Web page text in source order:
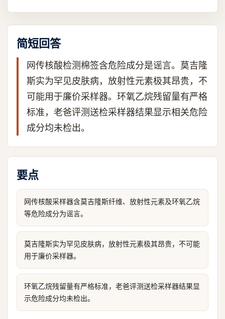
简短回答
网传核酸检测棉签含危险成分是谣言。莫吉隆
斯实为罕见皮肤病，放射性元素极其昂贵，不
可能用于廉价采样器。环氧乙烷残留量有严格
标准，老爸评测送检采样器结果显示相关危险
成分均未检出。
要点
网传核酸采样器含莫吉隆斯纤维、放射性元素及环氧乙烷
等危险成分为谣言。
莫吉隆斯实为罕见皮肤病，放射性元素极其昂贵，不可能
用于廉价采样器。
环氧乙烷残留量有严格标准，老爸评测送检采样器结果显
示危险成分均未检出。